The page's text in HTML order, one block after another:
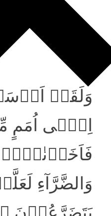
وَلَقَدۡ
اِلٰۤی اُمَمٍ
فَاَخَذۡنٰہُمۡ
وَالضَّرَّآءِ